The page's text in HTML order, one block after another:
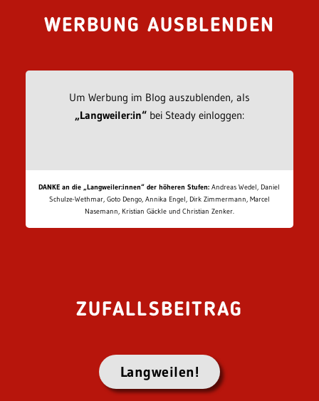
WERBUNG AUSBLENDEN
Um Werbung im Blog auszublenden, als
„Langweiler:in“bei Steady einloggen:
DANKE an die „Langweiler:innen“ der höheren Stufen: Andreas Wedel, Daniel
Schulze-Wethmar, Goto Dengo, Annika Engel, Dirk Zimmermann, Marcel
Nasemann, Kristian Gäckle und Christian Zenker.
ZUFALLSBEITRAG
Langweilen!